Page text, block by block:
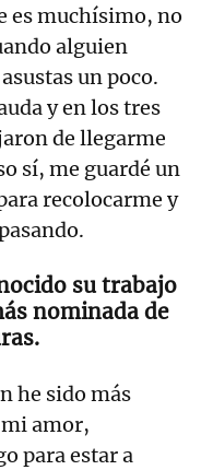
es muchísimo, no
alguien
un poco.
y en los tres
de llegarme
sí, me guardé un
recolocarme y
su trabajo
nominada de
he sido más
mi amor,
para estar a